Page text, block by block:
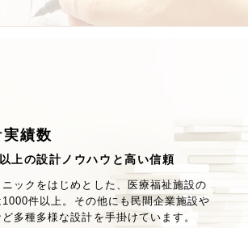
績数
上の設計ノウハウと高い信頼
ックをはじめとした、医療福祉施設の
件以上。その他にも民間企業施設や
多種多様な設計を手掛けています。